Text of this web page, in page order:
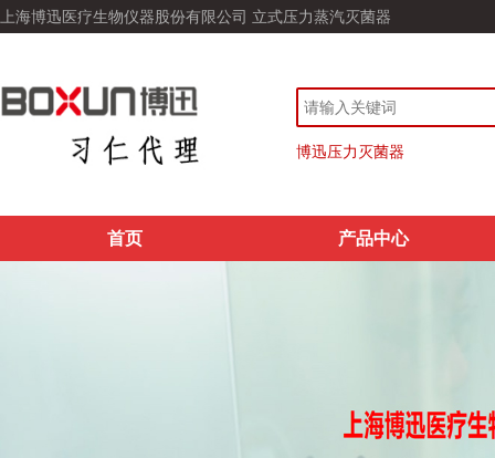
上海博迅医疗生物仪器股份有限公司 立式压力蒸汽灭菌器
博迅压力灭菌器
首页 产品中心